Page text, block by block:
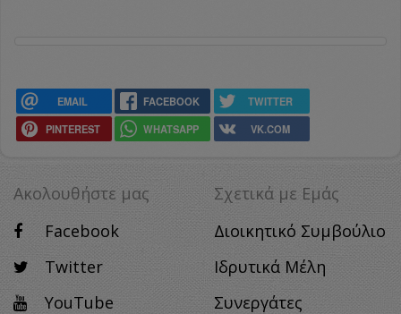
EMAIL FACEBOOK
TWITTER
PINTEREST
WHATSAPP VK.COM
Ακολουθήστε μας
Facebook
Twitter
YouTube
Σχετικά με Eμάς
Διοικητικό Συμβούλιο
Ιδρυτικά Μέλη
Συνεργάτες